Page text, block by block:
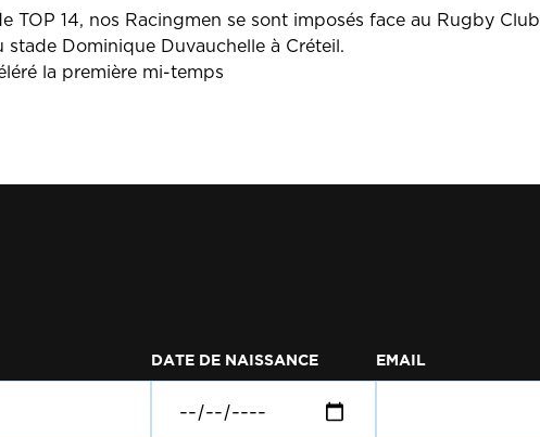
TOP 14, nos Racingmen se sont imposés face au Rugby Club
stade Dominique Duvauchelle à Créteil.
la première mi-temps
DATE DE NAISSANCE EMAIL